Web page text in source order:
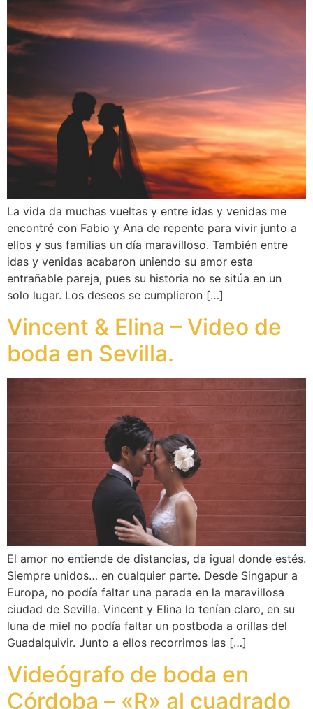
La vida da muchas vueltas y entre idas y venidas me
encontré con Fabio y Ana de repente para vivir junto a
ellos y sus familias un día maravilloso. También entre
idas y venidas acabaron uniendo su amor esta
entrañable pareja, pues su historia no se sitúa en un
solo lugar. Los deseos se cumplieron […]
Vincent & Elina – Video de
boda en Sevilla.
El amor no entiende de distancias, da igual donde estés.
Siempre unidos… en cualquier parte. Desde Singapur a
Europa, no podía faltar una parada en la maravillosa
ciudad de Sevilla. Vincent y Elina lo tenían claro, en su
luna de miel no podía faltar un postboda a orillas del
Guadalquivir. Junto a ellos recorrimos las […]
Videógrafo de boda en
Córdoba – «R» al cuadrado